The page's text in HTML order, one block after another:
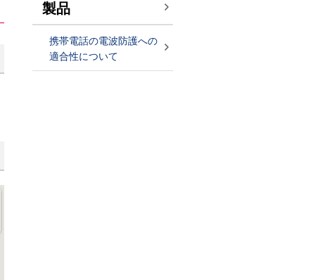
製品
携帯電話の電波防護への
適合性について